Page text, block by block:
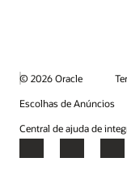
© 2026 Oracle
Escolhas de Anúncios
Central de ajuda de
Facebook
X